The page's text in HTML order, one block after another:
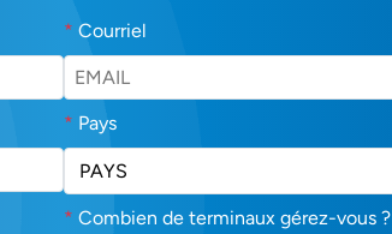
* Courriel
* Pays
* Combien de terminaux gérez-vous ?